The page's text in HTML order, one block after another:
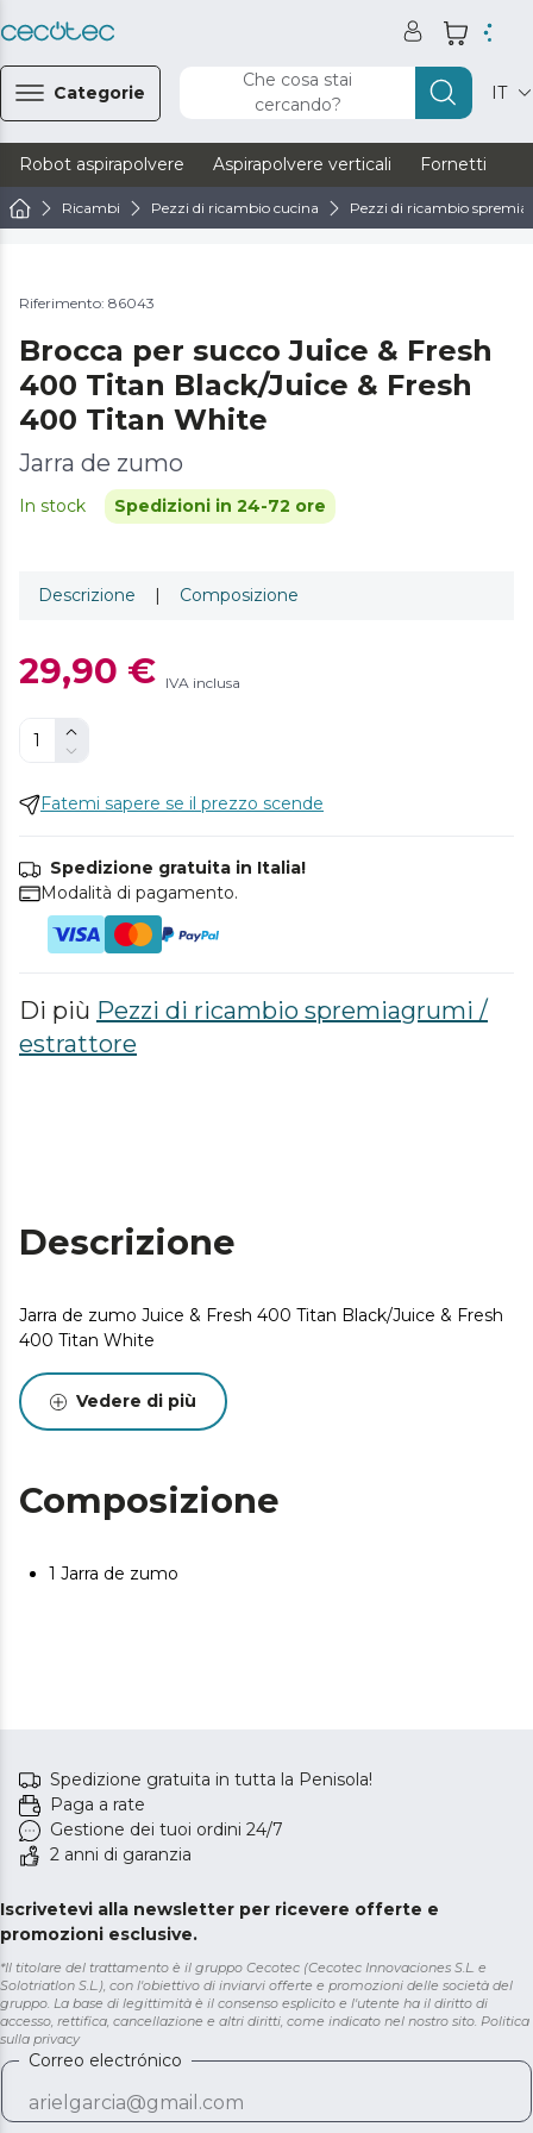
Categorie
Che cosa stai
cercando?
IT
Robot aspirapolvere Aspirapolvere verticali Fornetti
Ricambi Pezzi di ricambio cucina Pezzi di ricambio
Riferimento: 86043
Brocca per succo Juice & Fresh
400 Titan Black/Juice & Fresh
400 Titan White
Jarra de zumo
In stock Spedizioni in 24-72 ore
Descrizione | Composizione
29,90 € IVA inclusa
Fatemi sapere se il prezzo scende
Spedizione gratuita in Italia!
Modalità di pagamento.
Di più Pezzi di ricambio spremiagrumi /
estrattore
Descrizione
Jarra de zumo Juice & Fresh 400 Titan Black/Juice & Fresh
400 Titan White
Vedere di più
Composizione
1 Jarra de zumo
Spedizione gratuita in tutta la Penisola!
Paga a rate
Gestione dei tuoi ordini 24/7
2 anni di garanzia
Iscrivetevi alla newsletter per ricevere offerte e
promozioni esclusive.
*Il titolare del trattamento è il gruppo Cecotec (Cecotec Innovaciones S.L. e
Solotriatlon S.L.), con l'obiettivo di inviarvi offerte e promozioni delle società del
gruppo. La base di legittimità è il consenso esplicito e l'utente ha il diritto di
accesso, rettifica, cancellazione e altri diritti, come indicato nel nostro sito. Politica
sulla privacy
Correo electrónico